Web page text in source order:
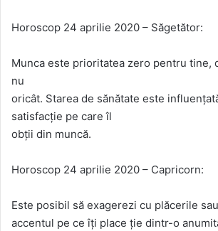
Horoscop 24 aprilie 2020 – Săgetător:
Munca este prioritatea zero pentru tine,
nu
oricât. Starea de sănătate este
satisfacție pe care îl
obții din muncă.
Horoscop 24 aprilie 2020 – Capricorn:
Este posibil să exagerezi cu plăcerile
accentul pe ce îți place ție dintr-o